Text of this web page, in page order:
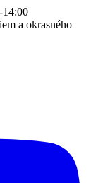
14:00
a okrasného